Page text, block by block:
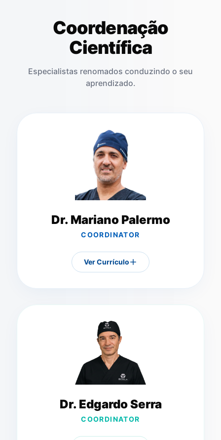
Coordenação
Científica
Especialistas renomados conduzindo o seu
aprendizado.
Dr. Mariano Palermo
COORDINATOR
Ver Currículo
Dr. Edgardo Serra
COORDINATOR